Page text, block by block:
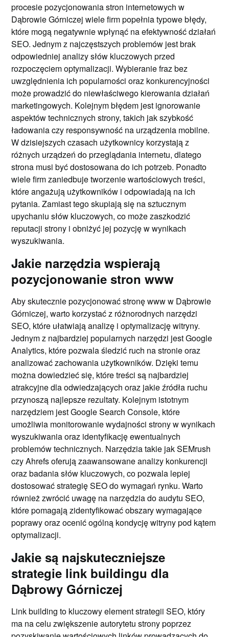
procesie pozycjonowania stron internetowych w
Dąbrowie Górniczej wiele firm popełnia typowe błędy,
które mogą negatywnie wpłynąć na efektywność działań
SEO. Jednym z najczęstszych problemów jest brak
odpowiedniej analizy słów kluczowych przed
rozpoczęciem optymalizacji. Wybieranie fraz bez
uwzględnienia ich popularności oraz konkurencyjności
może prowadzić do niewłaściwego kierowania działań
marketingowych. Kolejnym błędem jest ignorowanie
aspektów technicznych strony, takich jak szybkość
ładowania czy responsywność na urządzenia mobilne.
W dzisiejszych czasach użytkownicy korzystają z
różnych urządzeń do przeglądania internetu, dlatego
strona musi być dostosowana do ich potrzeb. Ponadto
wiele firm zaniedbuje tworzenie wartościowych treści,
które angażują użytkowników i odpowiadają na ich
pytania. Zamiast tego skupiają się na sztucznym
upychaniu słów kluczowych, co może zaszkodzić
reputacji strony i obniżyć jej pozycję w wynikach
wyszukiwania.
Jakie narzędzia wspierają
pozycjonowanie stron www
Aby skutecznie pozycjonować stronę www w Dąbrowie
Górniczej, warto korzystać z różnorodnych narzędzi
SEO, które ułatwiają analizę i optymalizację witryny.
Jednym z najbardziej popularnych narzędzi jest Google
Analytics, które pozwala śledzić ruch na stronie oraz
analizować zachowania użytkowników. Dzięki temu
można dowiedzieć się, które treści są najbardziej
atrakcyjne dla odwiedzających oraz jakie źródła ruchu
przynoszą najlepsze rezultaty. Kolejnym istotnym
narzędziem jest Google Search Console, które
umożliwia monitorowanie wydajności strony w wynikach
wyszukiwania oraz identyfikację ewentualnych
problemów technicznych. Narzędzia takie jak SEMrush
czy Ahrefs oferują zaawansowane analizy konkurencji
oraz badania słów kluczowych, co pozwala lepiej
dostosować strategię SEO do wymagań rynku. Warto
również zwrócić uwagę na narzędzia do audytu SEO,
które pomagają zidentyfikować obszary wymagające
poprawy oraz ocenić ogólną kondycję witryny pod kątem
optymalizacji.
Jakie są najskuteczniejsze
strategie link buildingu dla
Dąbrowy Górniczej
Link building to kluczowy element strategii SEO, który
ma na celu zwiększenie autorytetu strony poprzez